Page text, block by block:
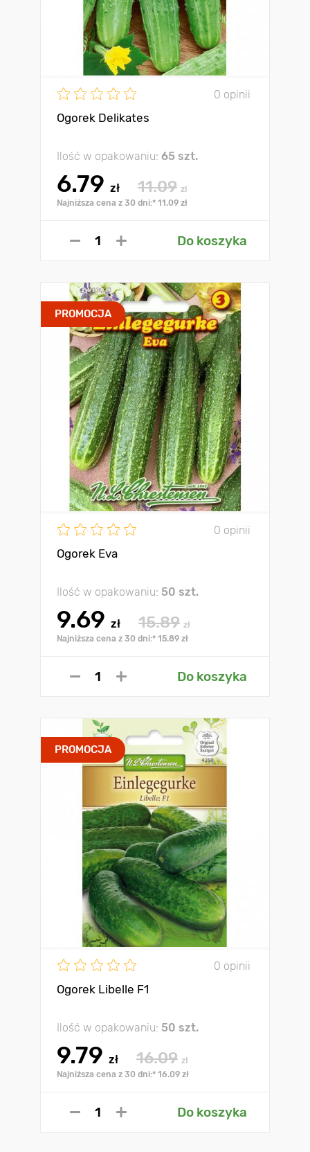
0 opinii
Ogorek Delikates
Ilość w opakowaniu: 65 szt.
6.79 zł 11.09 zł
Najniższa cena z 30 dni:* 11.09 zł
Do koszyka
PROMOCJA
0 opinii
Ogorek Eva
Ilość w opakowaniu: 50 szt.
9.69 zł 15.89 zł
Najniższa cena z 30 dni:* 15.89 zł
Do koszyka
PROMOCJA
0 opinii
Ogorek Libelle F1
Ilość w opakowaniu: 50 szt.
9.79 zł 16.09 zł
Najniższa cena z 30 dni:* 16.09 zł
Do koszyka